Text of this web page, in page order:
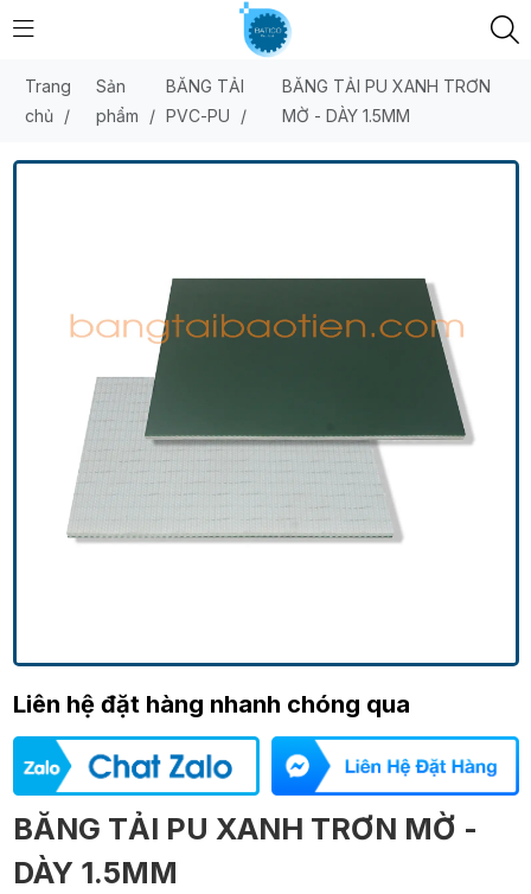
Trang
chủ
/
Sản
phẩm
/
BĂNG TẢI
PVC-PU
/
BĂNG TẢI PU XANH TRƠN
MỜ - DÀY 1.5MM
Liên hệ đặt hàng nhanh chóng qua
BĂNG TẢI PU XANH TRƠN MỜ -
DÀY 1.5MM